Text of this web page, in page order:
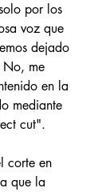
por los
voz que
dejado
No, me
en la
mediante
cut".
corte en
que la